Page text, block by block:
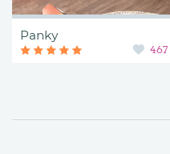
Panky
467